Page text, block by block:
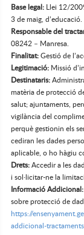
Base legal: Llei 12/
3 de maig, d’educació.
Responsable del
08242 – Manresa.
Finalitat:Gestió de
Legitimació: Missió
Destinataris:
matèria de protecció
salut; ajuntaments,
vigilància del
perquè gestionin els
cediran les dades
aplicable, o ho hàgiu
Drets:Accedir a les
i sol·licitar-ne la
Informació Addicional:
sobre protecció de
https://
addicional-